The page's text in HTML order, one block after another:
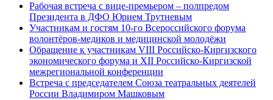
Рабочая встреча с вице-премьером – полпредом
Президента в ДФО Юрием Трутневым
Участникам и гостям 10-го Всероссийского форума
волонтёров-медиков и медицинской молодёжи
Обращение к участникам VIII Российско-Киргизского
экономического форума и XII Российско-Киргизской
межрегиональной конференции
Встреча с председателем Союза театральных деятелей
России Владимиром Машковым